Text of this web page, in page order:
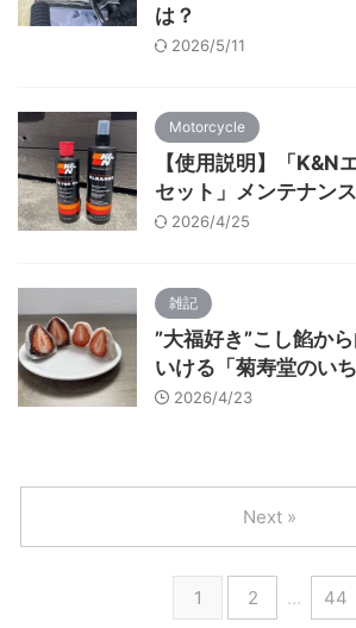
は？
2026/5/11
Motorcycle
【使用説明】「K&N
セット」メンテナン
2026/4/25
雑記
”大福好き”こし餡か
いける「菊寿堂のいち
2026/4/23
1 2 … 44
Next »